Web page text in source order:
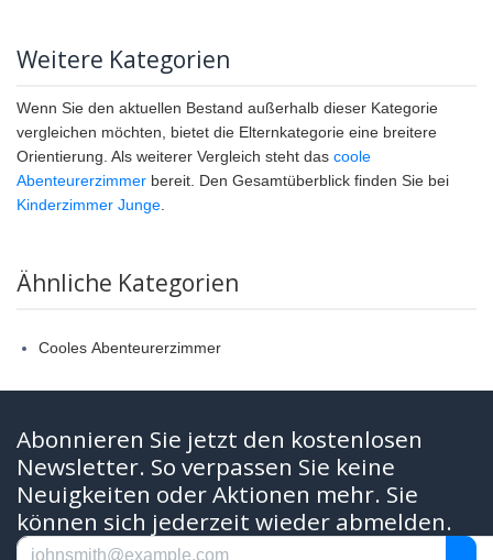
Weitere Kategorien
Wenn Sie den aktuellen Bestand außerhalb dieser Kategorie
vergleichen möchten, bietet die Elternkategorie eine breitere
Orientierung. Als weiterer Vergleich steht das coole
Abenteurerzimmer bereit. Den Gesamtüberblick finden Sie bei
Kinderzimmer Junge
Ähnliche Kategorien
Cooles Abenteurerzimmer
Abonnieren Sie jetzt den kostenlosen
Newsletter. So verpassen Sie keine
Neuigkeiten oder Aktionen mehr. Sie
können sich jederzeit wieder abmelden.